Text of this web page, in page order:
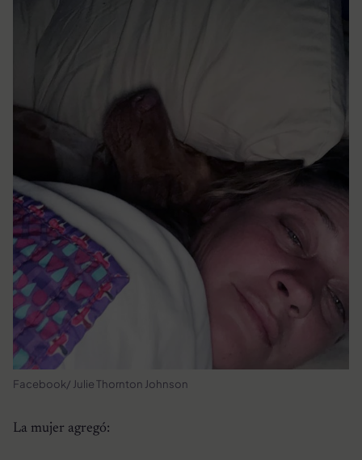
Facebook/ Julie Thornton Johnson
La mujer agregó: